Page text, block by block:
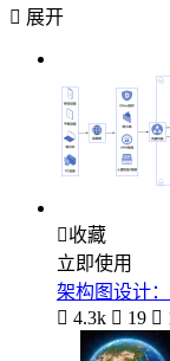
 展开
收藏
立即使用
架构图设计
 4.3k  19 